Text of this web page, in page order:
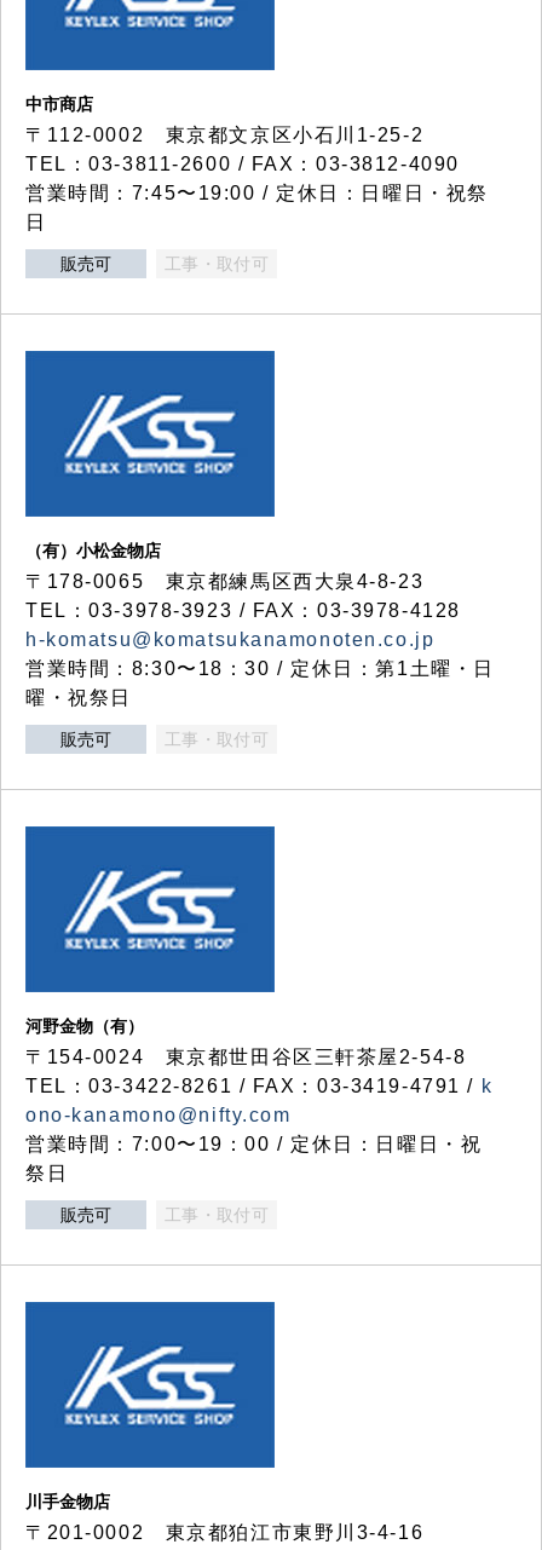
中市商店
〒112-0002 東京都文京区小石川1-25-2
TEL：03-3811-2600 / FAX：03-3812-4090
営業時間：7:45〜19:00 / 定休日：日曜日・祝祭
日
販売可 工事・取付可
（有）小松金物店
〒178-0065 東京都練馬区西大泉4-8-23
TEL：03-3978-3923 / FAX：03-3978-4128
h-komatsu@komatsukanamonoten.co.jp
営業時間：8:30〜18：30 / 定休日：第1土曜・日
曜・祝祭日
販売可 工事・取付可
河野金物（有）
〒154-0024 東京都世田谷区三軒茶屋2-54-8
TEL：03-3422-8261 / FAX：03-3419-4791 / k
ono-kanamono@nifty.com
営業時間：7:00〜19：00 / 定休日：日曜日・祝
祭日
販売可 工事・取付可
川手金物店
〒201-0002 東京都狛江市東野川3-4-16